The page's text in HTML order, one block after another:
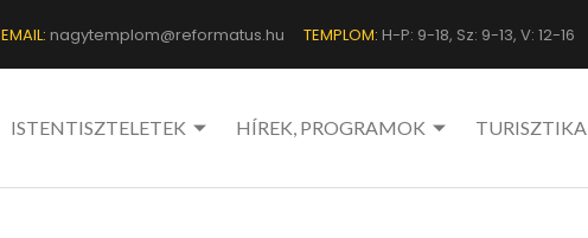
EMAIL: nagytemplom@reformatus.hu TEMPLOM: H-P: 9-18, Sz: 9-13, V: 12-16
ISTENTISZTELETEK HÍREK, PROGRAMOK TURISZTIKA